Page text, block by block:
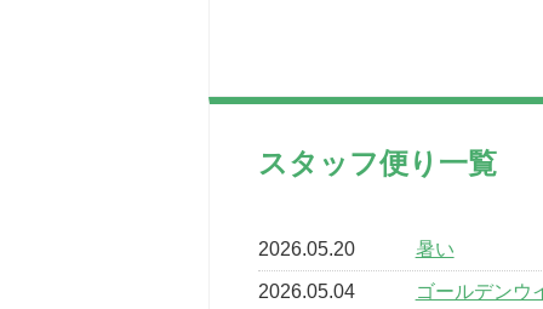
スタッフ便り一覧
2026.05.20 暑い
2026.05.04 ゴールデンウ